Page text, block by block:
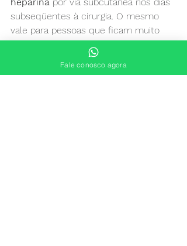
subseqüentes à cirurgia. O mesmo
vale para pessoas que ficam muito
tempo deitadas ou que sofreram
algum acidente grave: essas pessoas
também vão precisar usar um desses
Fale conosco agora